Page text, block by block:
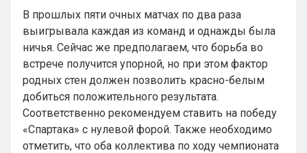
В прошлых пяти очных матчах по два раза
выигрывала каждая из команд и однажды была
ничья. Сейчас же предполагаем, что борьба во
встрече получится упорной, но при этом фактор
родных стен должен позволить красно-белым
добиться положительного результата.
Соответственно рекомендуем ставить на победу
«Спартака» с нулевой форой. Также необходимо
отметить, что оба коллектива по ходу чемпионата